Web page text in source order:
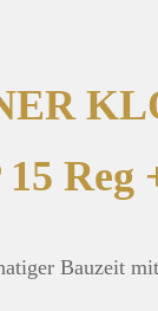
Reg
Bauzeit